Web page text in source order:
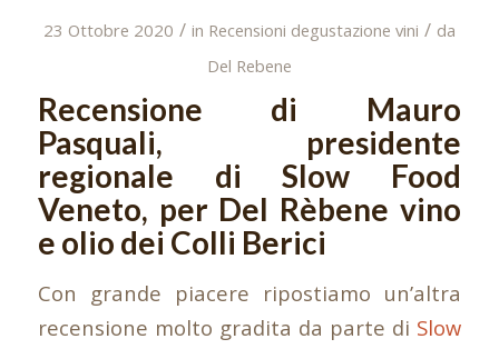
23 Ottobre 2020 / in Recensioni degustazione vini / da
Del Rebene
Recensione di Mauro
Pasquali, presidente
regionale di Slow Food
Veneto, per Del Rèbene vino
e olio dei Colli Berici
Con grande piacere ripostiamo un’altra
recensione molto gradita da parte di Slow